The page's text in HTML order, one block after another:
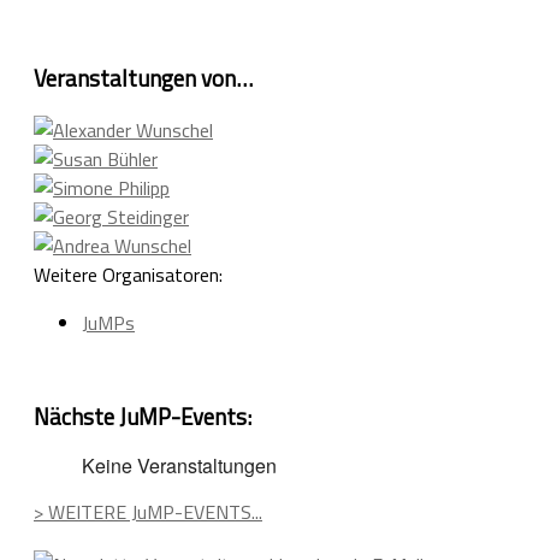
Veranstaltungen von…
Weitere Organisatoren:
JuMPs
Nächste JuMP-Events:
Keine Veranstaltungen
> WEITERE JuMP-EVENTS...